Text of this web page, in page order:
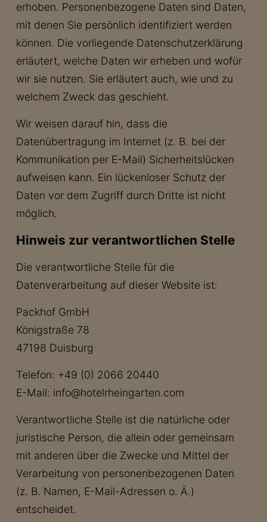
erhoben. Personenbezogene Daten sind Daten,
mit denen Sie persönlich identifiziert werden
können. Die vorliegende Datenschutzerklärung
erläutert, welche Daten wir erheben und wofür
wir sie nutzen. Sie erläutert auch, wie und zu
welchem Zweck das geschieht.
Wir weisen darauf hin, dass die
Datenübertragung im Internet (z. B. bei der
Kommunikation per E-Mail) Sicherheitslücken
aufweisen kann. Ein lückenloser Schutz der
Daten vor dem Zugriff durch Dritte ist nicht
möglich.
Hinweis zur verantwortlichen Stelle
Die verantwortliche Stelle für die
Datenverarbeitung auf dieser Website ist:
Packhof GmbH
Königstraße 78
47198 Duisburg
Telefon: +49 (0) 2066 20440
E-Mail: info@hotelrheingarten.com
Verantwortliche Stelle ist die natürliche oder
juristische Person, die allein oder gemeinsam
mit anderen über die Zwecke und Mittel der
Verarbeitung von personenbezogenen Daten
(z. B. Namen, E-Mail-Adressen o. Ä.)
entscheidet.